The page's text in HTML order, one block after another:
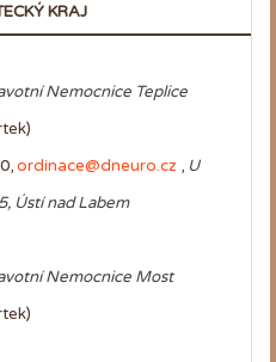
KRAJ
Nemocnice Teplice
ordinace@dneuro.cz , U
Ústí nad Labem
Nemocnice Most